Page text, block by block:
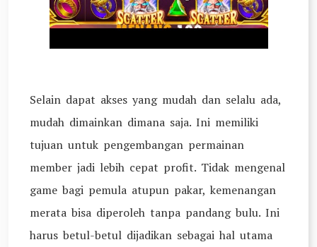
Selain dapat akses yang mudah dan selalu ada,
mudah dimainkan dimana saja. Ini memiliki
tujuan untuk pengembangan permainan
member jadi lebih cepat profit. Tidak mengenal
game bagi pemula atupun pakar, kemenangan
merata bisa diperoleh tanpa pandang bulu. Ini
harus betul-betul dijadikan sebagai hal utama